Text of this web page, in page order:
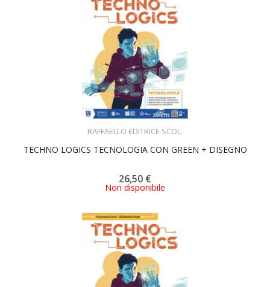
RAFFAELLO EDITRICE SCOL.
TECHNO LOGICS TECNOLOGIA CON GREEN + DISEGNO
26,50 €
Non disponibile